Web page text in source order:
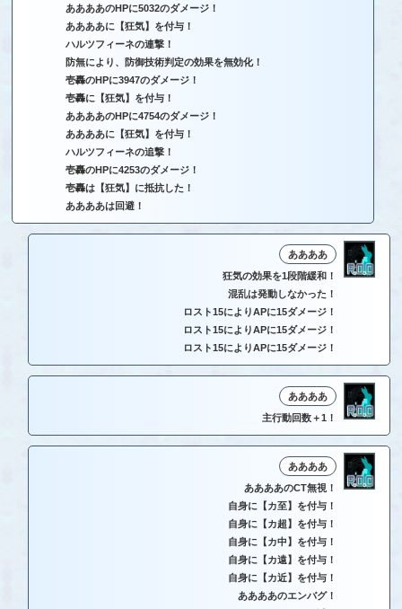
ああああのHPに5032のダメージ！
ああああに【狂気】を付与！
ハルツフィーネの連撃！
防無により、防御技術判定の効果を無効化！
壱轟のHPに3947のダメージ！
壱轟に【狂気】を付与！
ああああのHPに4754のダメージ！
ああああに【狂気】を付与！
ハルツフィーネの追撃！
壱轟のHPに4253のダメージ！
壱轟は【狂気】に抵抗した！
ああああは回避！
ああああ
狂気の効果を1段階緩和！
混乱は発動しなかった！
ロスト15によりAPに15ダメージ！
ロスト15によりAPに15ダメージ！
ロスト15によりAPに15ダメージ！
ああああ
主行動回数＋1！
ああああ
ああああのCT無視！
自身に【カ至】を付与！
自身に【カ超】を付与！
自身に【カ中】を付与！
自身に【カ遠】を付与！
自身に【カ近】を付与！
ああああのエンバグ！